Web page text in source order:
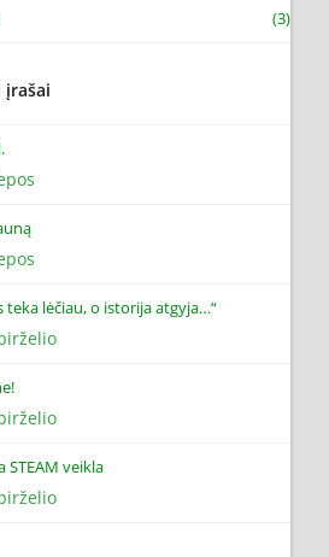
(3)
įrašai
teka lėčiau, o istorija atgyja…“
STEAM veikla